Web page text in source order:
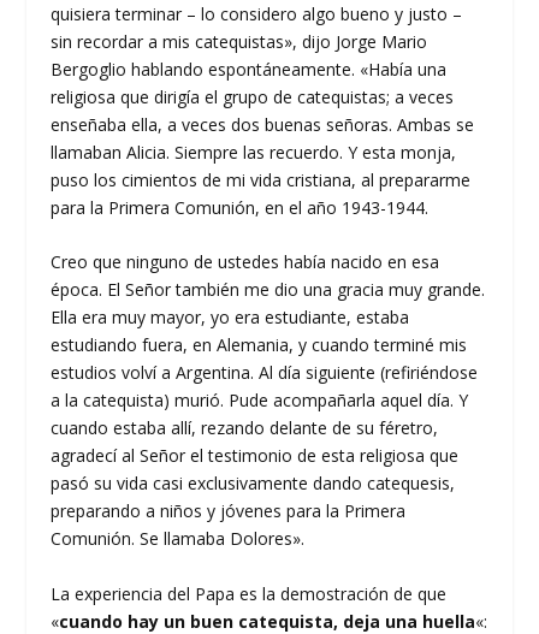
quisiera terminar – lo considero algo bueno y justo –
sin recordar a mis catequistas», dijo Jorge Mario
Bergoglio hablando espontáneamente. «Había una
religiosa que dirigía el grupo de catequistas; a veces
enseñaba ella, a veces dos buenas señoras. Ambas se
llamaban Alicia. Siempre las recuerdo. Y esta monja,
puso los cimientos de mi vida cristiana, al prepararme
para la Primera Comunión, en el año 1943-1944.
Creo que ninguno de ustedes había nacido en esa
época. El Señor también me dio una gracia muy grande.
Ella era muy mayor, yo era estudiante, estaba
estudiando fuera, en Alemania, y cuando terminé mis
estudios volví a Argentina. Al día siguiente (refiriéndose
a la catequista) murió. Pude acompañarla aquel día. Y
cuando estaba allí, rezando delante de su féretro,
agradecí al Señor el testimonio de esta religiosa que
pasó su vida casi exclusivamente dando catequesis,
preparando a niños y jóvenes para la Primera
Comunión. Se llamaba Dolores».
La experiencia del Papa es la demostración de que
«cuando hay un buen catequista, deja una huella«: